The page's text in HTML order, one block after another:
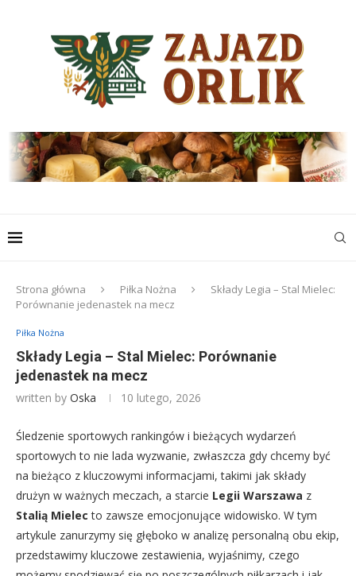
Strona główna Piłka Nożna
Składy Legia – Stal Mielec:
Porównanie jedenastek na mecz
Piłka Nożna
Składy Legia – Stal Mielec: Porównanie
jedenastek na mecz
written by Oska 10 lutego, 2026
Śledzenie sportowych rankingów i bieżących wydarzeń
sportowych to nie lada wyzwanie, zwłaszcza gdy chcemy być
na bieżąco z kluczowymi informacjami, takimi jak składy
drużyn w ważnych meczach, a starcie Legii Warszawa z
Stalią Mielec to zawsze emocjonujące widowisko. W tym
artykule zanurzymy się głęboko w analizę personalną obu ekip,
przedstawimy kluczowe zestawienia, wyjaśnimy, czego